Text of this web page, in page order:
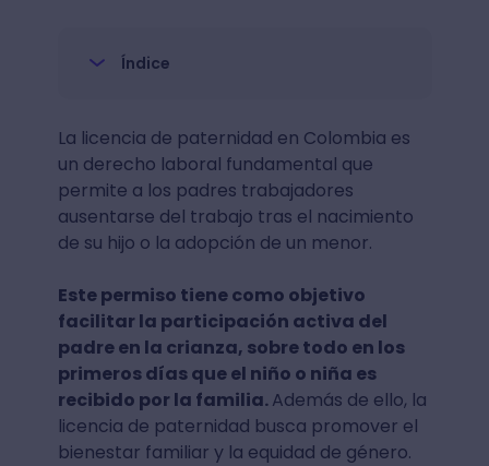
Índice
La licencia de paternidad en Colombia es
un derecho laboral fundamental que
permite a los padres trabajadores
ausentarse del trabajo tras el nacimiento
de su hijo o la adopción de un menor.
Este permiso tiene como objetivo
facilitar la participación activa del
padre en la crianza, sobre todo en los
primeros días que el niño o niña es
recibido por la familia.Además de ello, la
licencia de paternidad busca promover el
bienestar familiar y la equidad de género.